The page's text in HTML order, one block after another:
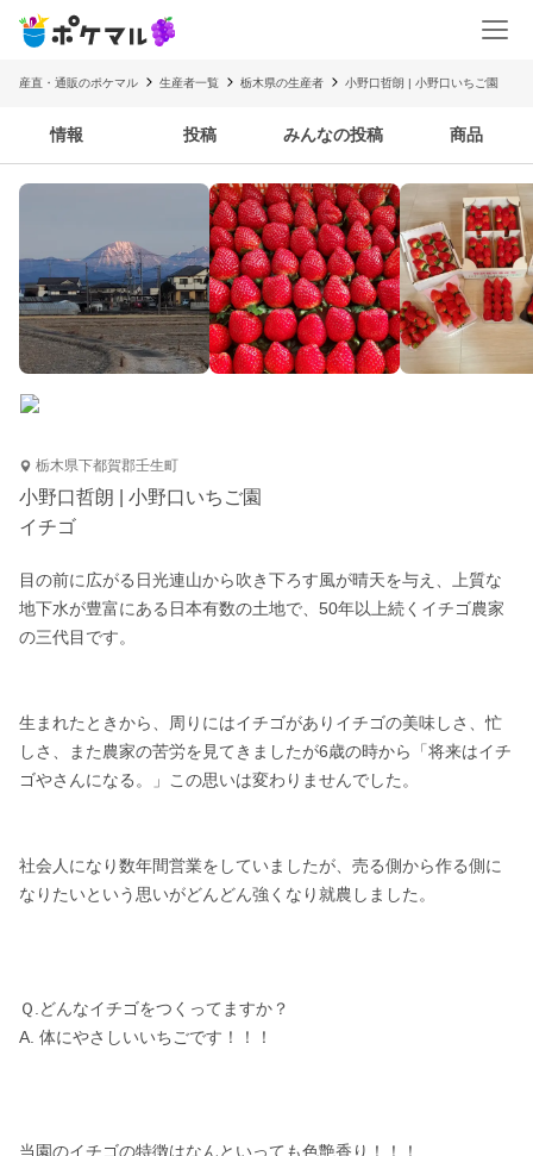
産直・通販のポケマル 生産者一覧 栃木県の生産者 小野口哲朗 | 小野口いちご園
情報 投稿 みんなの投稿 商品
栃木県下都賀郡壬生町
小野口哲朗 | 小野口いちご園
イチゴ
目の前に広がる日光連山から吹き下ろす風が晴天を与え、上質な
地下水が豊富にある日本有数の土地で、50年以上続くイチゴ農家
の三代目です。
生まれたときから、周りにはイチゴがありイチゴの美味しさ、忙
しさ、また農家の苦労を見てきましたが6歳の時から「将来はイチ
ゴやさんになる。」この思いは変わりませんでした。
社会人になり数年間営業をしていましたが、売る側から作る側に
なりたいという思いがどんどん強くなり就農しました。
Ｑ.どんなイチゴをつくってますか？
A. 体にやさしいいちごです！！！
当園のイチゴの特徴はなんといっても色艶香り！！！